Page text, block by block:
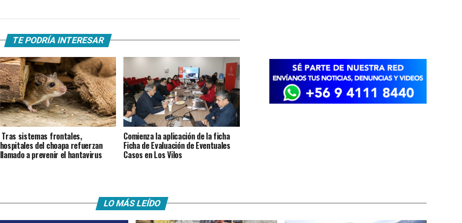
TE PODRÍA INTERESAR
Tras sistemas frontales,
hospitales del choapa refuerzan
llamado a prevenir el hantavirus
Comienza la aplicación de la ficha
Ficha de Evaluación de Eventuales
Casos en Los Vilos
LO MÁS LEÍDO